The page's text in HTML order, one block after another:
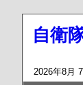
自衛
2026年8月